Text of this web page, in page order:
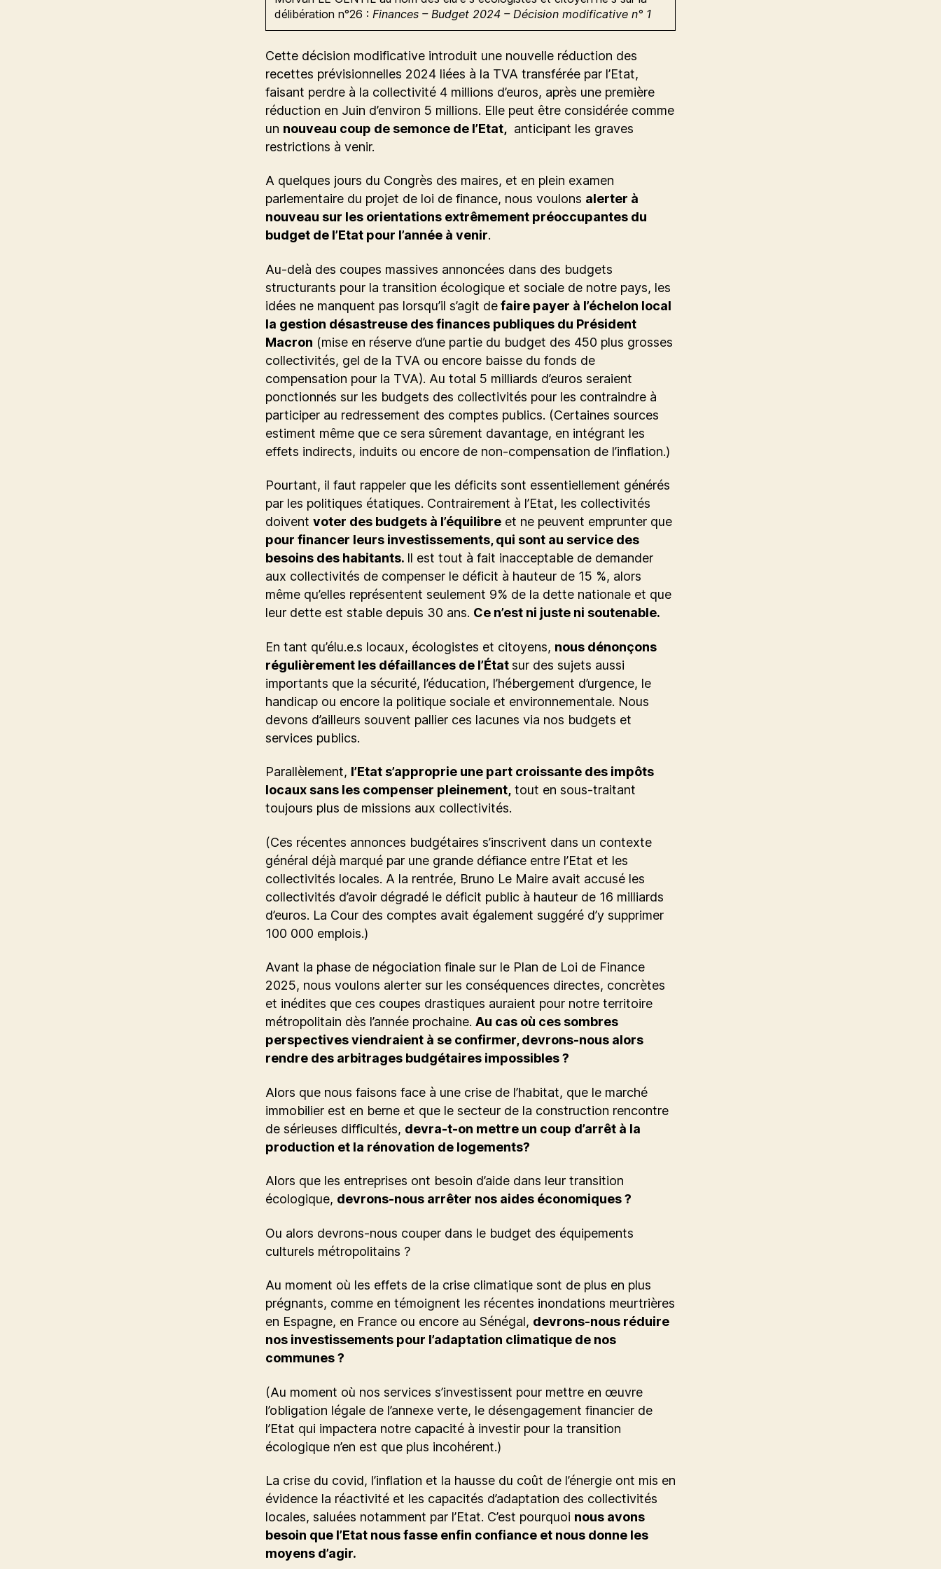
délibération n°26 : Finances – Budget 2024 – Décision modificative n° 1
Cette décision modificative introduit une nouvelle réduction des
recettes prévisionnelles 2024 liées à la TVA transférée par l’Etat,
faisant perdre à la collectivité 4 millions d’euros, après une première
réduction en Juin d’environ 5 millions. Elle peut être considérée comme
un nouveau coup de semonce de l’Etat,anticipant les graves
restrictions à venir.
A quelques jours du Congrès des maires, et en plein examen
parlementaire du projet de loi de finance, nous voulons alerter à
nouveau sur les orientations extrêmement préoccupantes du
budget de l’Etat pour l’année à venir.
Au-delà des coupes massives annoncées dans des budgets
structurants pour la transition écologique et sociale de notre pays, les
idées ne manquent pas lorsqu’il s’agit defaire payer à l’échelon local
la gestion désastreuse des finances publiques du Président
Macron (mise en réserve d’une partie du budget des 450 plus grosses
collectivités, gel de la TVA ou encore baisse du fonds de
compensation pour la TVA). Au total 5 milliards d’euros seraient
ponctionnés sur les budgets des collectivités pour les contraindre à
participer au redressement des comptes publics. (Certaines sources
estiment même que ce sera sûrement davantage, en intégrant les
effets indirects, induits ou encore de non-compensation de l’inflation.)
Pourtant, il faut rappeler que les déficits sont essentiellement générés
par les politiques étatiques. Contrairement à l’Etat, les collectivités
doivent voter des budgets à l’équilibreet ne peuvent emprunter que
pour financer leurs investissements, qui sont au service des
besoins des habitants. Il est tout à fait inacceptable de demander
aux collectivités de compenser le déficit à hauteur de 15 %, alors
même qu’elles représentent seulement 9% de la dette nationale et que
leur dette est stable depuis 30 ans. Ce n’est ni juste ni soutenable.
En tant qu’élu.e.s locaux, écologistes et citoyens, nous dénonçons
régulièrement les défaillances de l’Étatsur des sujets aussi
importants que la sécurité, l’éducation, l’hébergement d’urgence, le
handicap ou encore la politique sociale et environnementale. Nous
devons d’ailleurs souvent pallier ces lacunes via nos budgets et
services publics.
Parallèlement, l’Etat s’approprie une part croissante des impôts
locaux sans les compenser pleinement,tout en sous-traitant
toujours plus de missions aux collectivités.
(Ces récentes annonces budgétaires s’inscrivent dans un contexte
général déjà marqué par une grande défiance entre l’Etat et les
collectivités locales. A la rentrée, Bruno Le Maire avait accusé les
collectivités d’avoir dégradé le déficit public à hauteur de 16 milliards
d’euros. La Cour des comptes avait également suggéré d’y supprimer
100 000 emplois.)
Avant la phase de négociation finale sur le Plan de Loi de Finance
2025, nous voulons alerter sur les conséquences directes, concrètes
et inédites que ces coupes drastiques auraient pour notre territoire
métropolitain dès l’année prochaine. Au cas où ces sombres
perspectives viendraient à se confirmer, devrons-nous alors
rendre des arbitrages budgétaires impossibles ?
Alors que nous faisons face à une crise de l’habitat, que le marché
immobilier est en berne et que le secteur de la construction rencontre
de sérieuses difficultés, devra-t-on mettre un coup d’arrêt à la
production et la rénovation de logements?
Alors que les entreprises ont besoin d’aide dans leur transition
écologique, devrons-nous arrêter nos aides économiques ?
Ou alors devrons-nous couper dans le budget des équipements
culturels métropolitains ?
Au moment où les effets de la crise climatique sont de plus en plus
prégnants, comme en témoignent les récentes inondations meurtrières
en Espagne, en France ou encore au Sénégal, devrons-nous réduire
nos investissements pour l’adaptation climatique de nos
communes ?
(Au moment où nos services s’investissent pour mettre en œuvre
l’obligation légale de l’annexe verte, le désengagement financier de
l’Etat qui impactera notre capacité à investir pour la transition
écologique n’en est que plus incohérent.)
La crise du covid, l’inflation et la hausse du coût de l’énergie ont mis en
évidence la réactivité et les capacités d’adaptation des collectivités
locales, saluées notamment par l’Etat. C’est pourquoi nous avons
besoin que l’Etat nous fasse enfin confiance et nous donne les
moyens d’agir.